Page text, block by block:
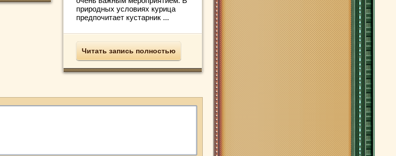
природных условиях курица
предпочитает кустарник ...
Читать запись полностью